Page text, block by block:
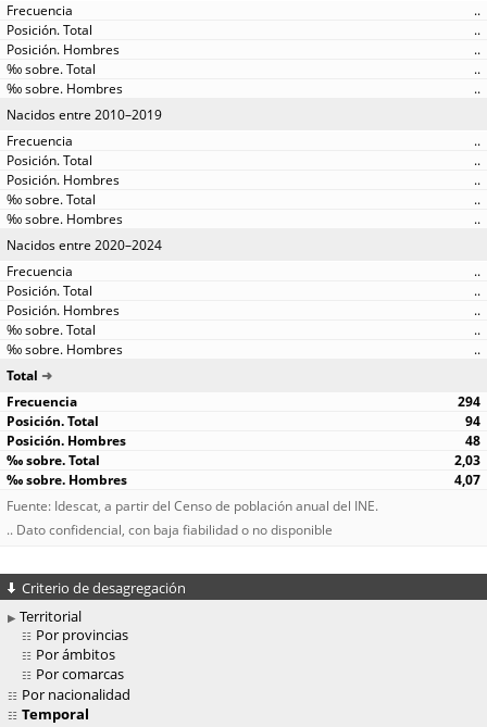
..
..
..
..
..
Nacidos entre 2010–2019
..
..
..
..
..
Nacidos entre 2020–2024
..
..
..
..
..
Total
294
94
48
2,03
4,07
Fuente: Idescat, a partir del Censo de población anual del INE.
.. Dato confidencial, con baja fiabilidad o no disponible
Criterio de desagregación
Territorial
Por provincias
Por ámbitos
Por comarcas
Por nacionalidad
Temporal